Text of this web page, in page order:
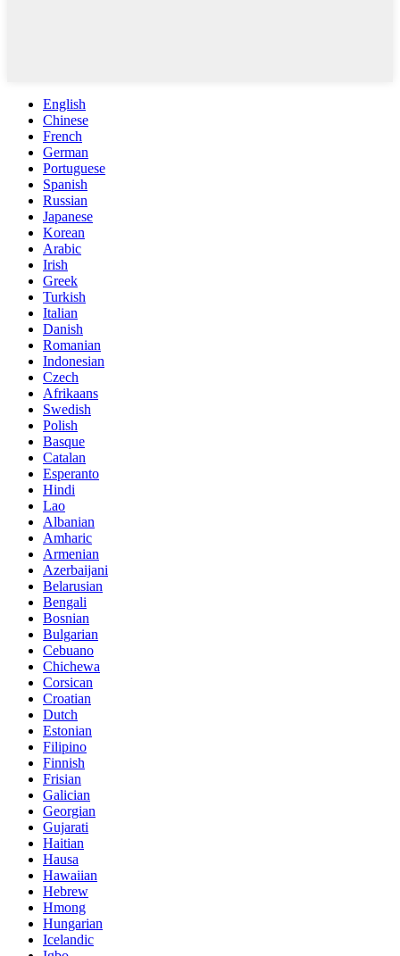
English
Chinese
French
German
Portuguese
Spanish
Russian
Japanese
Korean
Arabic
Irish
Greek
Turkish
Italian
Danish
Romanian
Indonesian
Czech
Afrikaans
Swedish
Polish
Basque
Catalan
Esperanto
Hindi
Lao
Albanian
Amharic
Armenian
Azerbaijani
Belarusian
Bengali
Bosnian
Bulgarian
Cebuano
Chichewa
Corsican
Croatian
Dutch
Estonian
Filipino
Finnish
Frisian
Galician
Georgian
Gujarati
Haitian
Hausa
Hawaiian
Hebrew
Hmong
Hungarian
Icelandic